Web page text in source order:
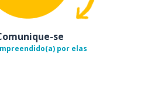
se
por elas